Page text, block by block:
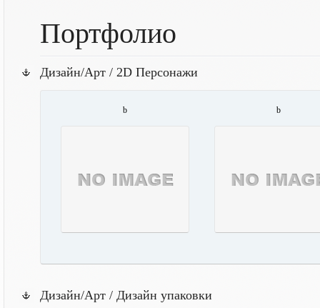
Портфолио
Дизайн/Арт / 2D Персонажи
b b
Дизайн/Арт / Дизайн упаковки